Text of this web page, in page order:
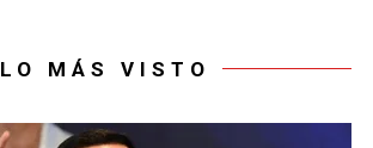
LO MÁS VISTO